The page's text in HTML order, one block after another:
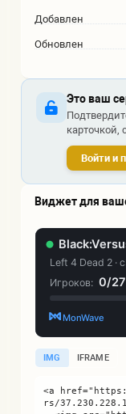
Добавлен
Обновлен
Это ваш
карточкой,
Войти и
Виджет для
IMG IFRAME